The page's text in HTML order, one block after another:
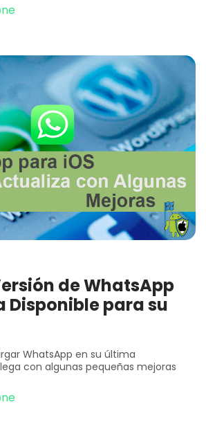
de WhatsApp
Disponible para su
WhatsApp en su última
con algunas pequeñas mejoras